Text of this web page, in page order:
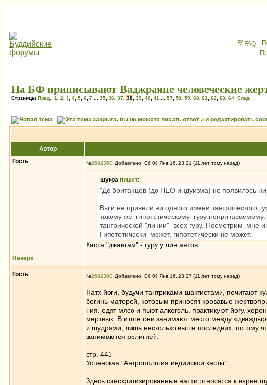
FAQ
На БФ приписывают Ваджраяне человеческие
Страницы Пред. 1 2 3 4 5 6 7 35 36 37 38 39 40 41 57 58 59 60 61 62 63 64 След.
Автор
Гость
№268235 Добавлено: Сб 09 Янв 16, 23:21 (11 лет тому назад)
шукра пишет:
"До британцев (до НЕО-индуизма) не появилось ни
Вы и не привели ни одного имени тантрического
такому же гипотетическому гуру
тантрической "линии" всех гуру. Посмотрим мне
Гипотетически может, гипотетически не может.
Каста "джангам" - гуру у лингаятов.
Наверх
Гость №268238 Добавлено: Сб 09 Янв 16, 23:27 (11 лет тому назад)
Натх йоги, будучи тантриками-шактистами, почитают
богинь-матерей, которым приносят кровавые
ния, едят мясо и пьют алкоголь, практикуют йогу,
мертвых. В итоге они занимают место между
и шудрами, лишь несколько выше последних, потому
занимаются религией.
стр. 443
Успенская "Антропология индийской касты"
Здесь санскритизированные натхи относятся к варне